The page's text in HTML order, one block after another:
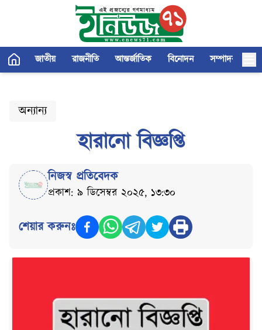
জাতীয় রাজনীতি আন্তর্জাতিক বিনোদন সম্পাদকীয়
অন্যান্য
হারানো বিজ্ঞপ্তি
নিজস্ব প্রতিবেদক
প্রকাশ: ৯ ডিসেম্বর ২০২৫, ১৩:৩০
শেয়ার করুনঃ